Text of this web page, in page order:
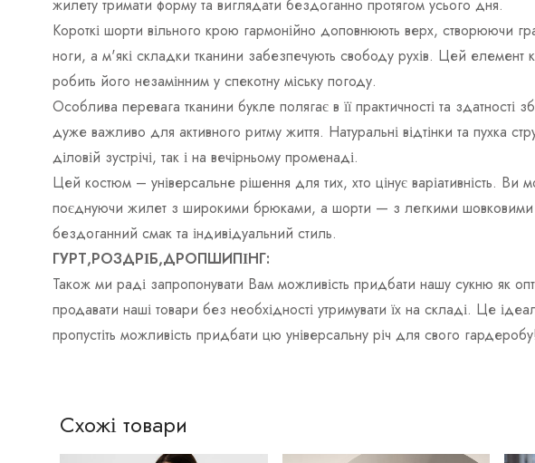
жилету тримати форму та виглядати бездоганно протягом усього дня.
Короткі шорти вільного крою гармонійно доповнюють верх, створюючи
ноги, а м'які складки тканини забезпечують свободу рухів. Цей елемент
робить його незамінним у спекотну міську погоду.
Особлива перевага тканини букле полягає в її практичності та
дуже важливо для активного ритму життя. Натуральні відтінки та пухка
діловій зустрічі, так і на вечірньому променаді.
Цей костюм – універсальне рішення для тих, хто цінує варіативність.
поєднуючи жилет з широкими брюками, а шорти — з легкими шовковими
бездоганний смак та індивідуальний стиль.
ГУРТ,РОЗДРІБ,ДРОПШИПІНГ:
Також ми раді запропонувати Вам можливість придбати нашу сукню як
продавати наші товари без необхідності утримувати їх на складі. Це
пропустіть можливість придбати цю універсальну річ для свого гардеробу!
Схожі товари